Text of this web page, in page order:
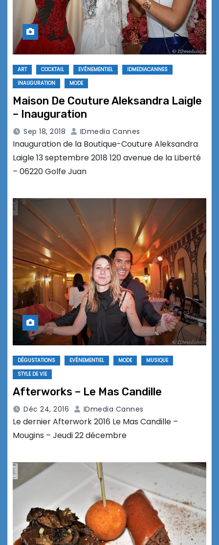
ART COCKTAIL EVÉNEMENTIEL
IDMEDIACANNES
INAUGURATION
MODE
Maison De Couture Aleksandra Laigle
– Inauguration
Sep 18, 2018 IDmedia Cannes
Inauguration de la Boutique-Couture Aleksandra
Laigle 13 septembre 2018 120 avenue de la Liberté
– 06220 Golfe Juan
DÉGUSTATIONS EVÉNEMENTIEL MODE
MUSIQUE
STYLE DE VIE
Afterworks – Le Mas Candille
Déc 24, 2016 IDmedia Cannes
Le dernier Afterwork 2016 Le Mas Candille –
Mougins – Jeudi 22 décembre